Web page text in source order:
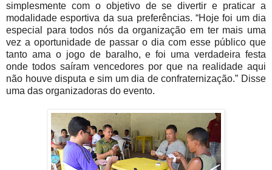
simplesmente com o objetivo de se divertir e praticar a
modalidade esportiva da sua preferências. “Hoje foi um dia
especial para todos nós da organização em ter mais uma
vez a oportunidade de passar o dia com esse público que
tanto ama o jogo de baralho, e foi uma verdadeira festa
onde todos saíram vencedores por que na realidade aqui
não houve disputa e sim um dia de confraternização.” Disse
uma das organizadoras do evento.